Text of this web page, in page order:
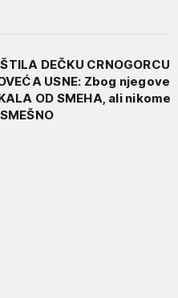
DEČKU CRNOGORCU
USNE: Zbog njegove
OD SMEHA, ali nikome